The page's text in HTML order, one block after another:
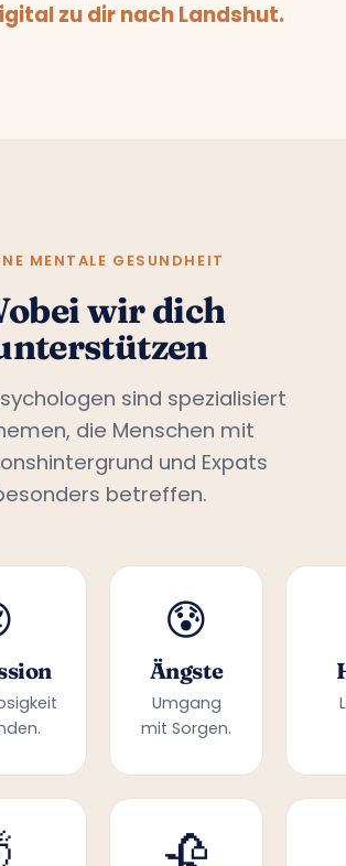
zu dir nach Landshut.
MENTALE GESUNDHEIT
wir dich
sind spezialisiert
die Menschen mit
und Expats
betreffen.
😰
Ängste
Umgang
mit Sorgen.
🥀